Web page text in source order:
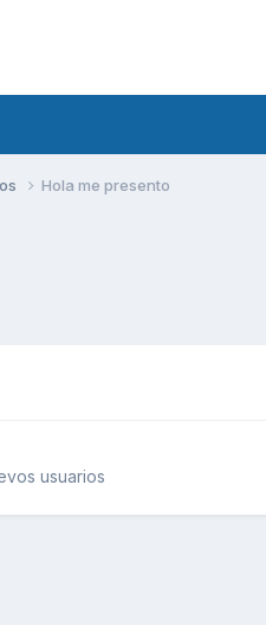
Hola me presento
usuarios